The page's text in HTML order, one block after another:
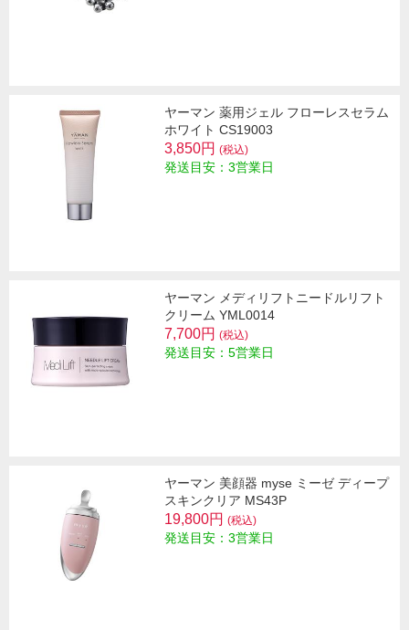
ヤーマン 薬用ジェル フローレスセラム
ホワイト CS19003
3,850円 (税込)
発送目安：3営業日
ヤーマン メディリフトニードルリフト
クリーム YML0014
7,700円 (税込)
発送目安：5営業日
ヤーマン 美顔器 myse ミーゼ ディープ
スキンクリア MS43P
19,800円 (税込)
発送目安：3営業日